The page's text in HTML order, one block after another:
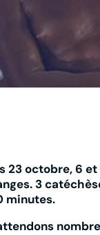
23 octobre, 6
3
minutes.